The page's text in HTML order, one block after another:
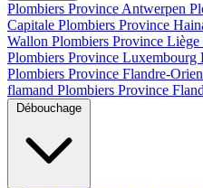
Plombiers Province Antwerpen
Capitale Plombiers Province
Wallon Plombiers Province Liège
Plombiers Province Luxembourg
Plombiers Province Flandre-
flamand Plombiers Province